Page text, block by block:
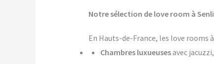
Notre sélection de love room à
En Hauts-de-France, les love rooms
Chambres luxueusesavec